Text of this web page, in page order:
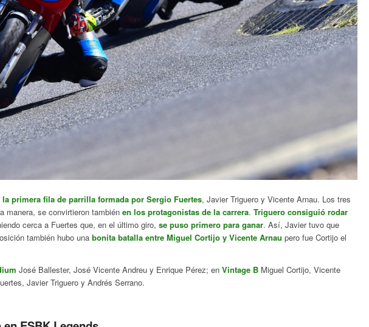
primera fila de parrilla formada por Sergio Fuertes, Javier Triguero y Vicente Arnau. Los tres
manera, se convirtieron también en los protagonistas de la carrera. Triguero consiguió rodar
cerca a Fuertes que, en el último giro, se puso primero para ganar. Así, Javier tuvo que
también hubo una bonita batalla entre Miguel Cortijo y Vicente Arnau pero fue Cortijo el
José Ballester, José Vicente Andreu y Enrique Pérez; en Vintage B Miguel Cortijo, Vicente
Javier Triguero y Andrés Serrano.